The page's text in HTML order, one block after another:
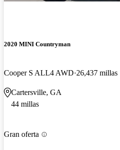
2020 MINI Countryman
Cooper S ALL4 AWD 26,437 millas
Cartersville, GA
44 millas
Gran oferta